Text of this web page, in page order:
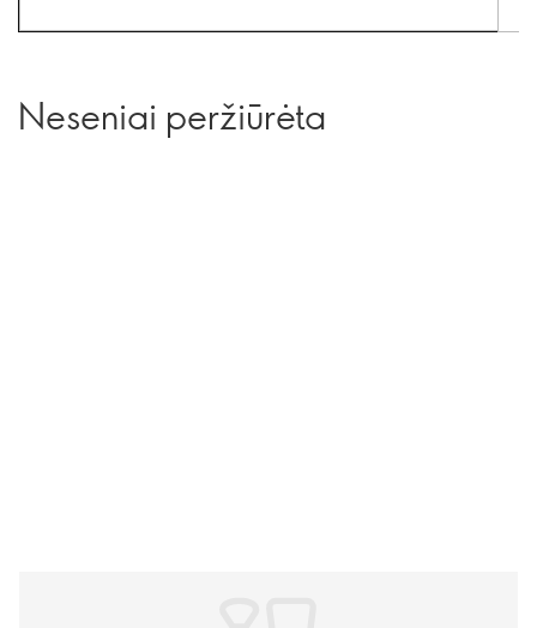
Neseniai peržiūrėta